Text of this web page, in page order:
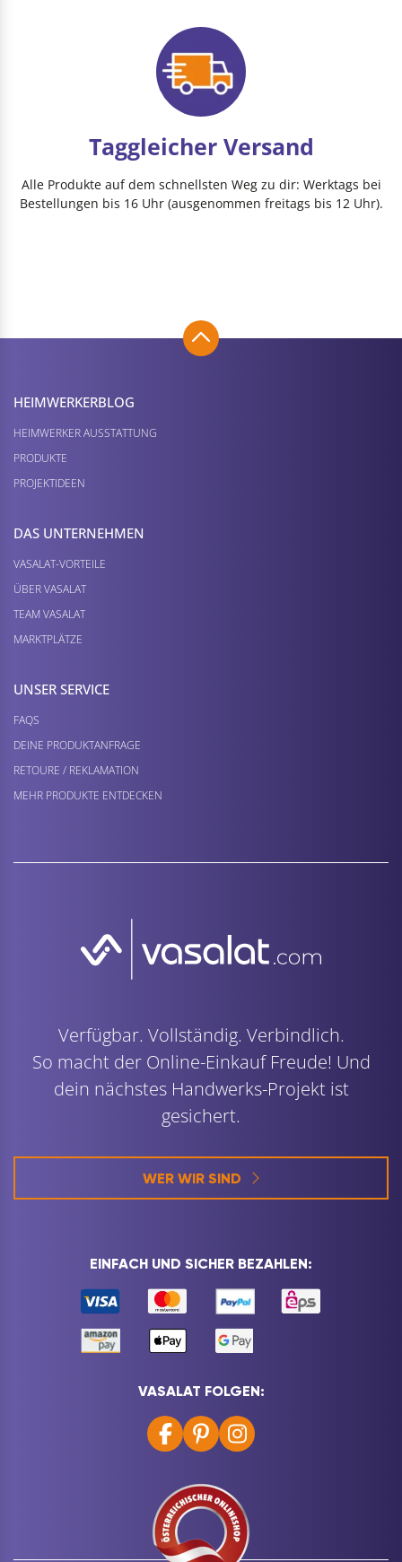
Taggleicher Versand
Alle Produkte auf dem schnellsten Weg zu dir: Werktags bei
Bestellungen bis 16 Uhr (ausgenommen freitags bis 12 Uhr).
HEIMWERKER­BLOG
HEIMWERKER AUSSTATTUNG
PRODUKTE
PROJEKTIDEEN
DAS UNTERNEHMEN
VASALAT-VORTEILE
ÜBER VASALAT
TEAM VASALAT
MARKTPLÄTZE
UNSER SERVICE
FAQS
DEINE PRODUKTANFRAGE
RETOURE / REKLAMATION
MEHR PRODUKTE ENTDECKEN
Verfügbar. Vollständig. Verbindlich.
So macht der Online-Einkauf Freude! Und
dein nächstes Handwerks-Projekt ist
gesichert.
WER WIR SIND
EINFACH UND SICHER BEZAHLEN:
VASALAT FOLGEN: